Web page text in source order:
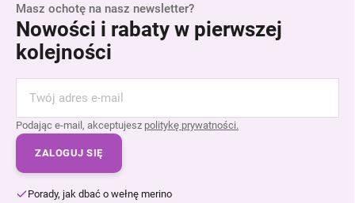
Masz ochotę na nasz newsletter?
Nowości i rabaty w pierwszej
kolejności
Podając e-mail, akceptujesz politykę prywatności.
ZALOGUJ SIĘ
Porady, jak dbać o wełnę merino